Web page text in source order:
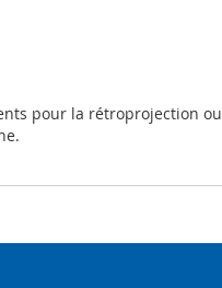
pour la rétroprojection ou